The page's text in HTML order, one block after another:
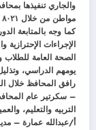
مواطن من خلال ٨٠٢١ مشروع فى مختلف القطاعات
كما وجه بالمتابعة
الإجراءات
الصحة العامة للطلاب
يومهم الدراسي،
رافق المحافظ خلال
– سكرتير عام
التربيه والتعليم،
أ/عبدالله عمارة –